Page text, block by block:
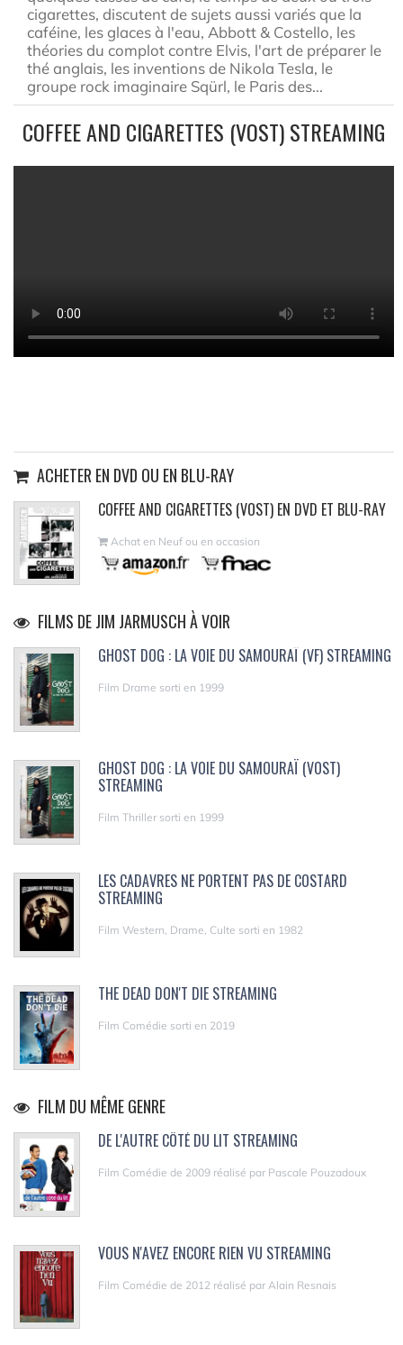
cigarettes, discutent de sujets aussi variés que la
caféine, les glaces à l'eau, Abbott & Costello, les
théories du complot contre Elvis, l'art de préparer le
thé anglais, les inventions de Nikola Tesla, le
groupe rock imaginaire Sqürl, le Paris des...
COFFEE AND CIGARETTES (VOST) STREAMING
ACHETER EN DVD OU EN BLU-RAY
COFFEE AND CIGARETTES (VOST) EN DVD ET BLU-RAY
Achat en Neuf ou en occasion
FILMS DE JIM JARMUSCH À VOIR
GHOST DOG : LA VOIE DU SAMOURAÏ (VF) STREAMING
Film Drame sorti en 1999
GHOST DOG : LA VOIE DU SAMOURAÏ (VOST)
STREAMING
Film Thriller sorti en 1999
LES CADAVRES NE PORTENT PAS DE COSTARD
STREAMING
Film Western, Drame, Culte sorti en 1982
THE DEAD DON'T DIE STREAMING
Film Comédie sorti en 2019
FILM DU MÊME GENRE
DE L'AUTRE CÔTÉ DU LIT STREAMING
Film Comédie de 2009 réalisé par Pascale Pouzadoux
VOUS N'AVEZ ENCORE RIEN VU STREAMING
Film Comédie de 2012 réalisé par Alain Resnais